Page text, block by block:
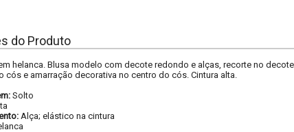
do Produto
helanca. Blusa modelo com decote redondo e alças, recorte no
cós e amarração decorativa no centro do cós. Cintura alta.
Solto
Alça; elástico na cintura